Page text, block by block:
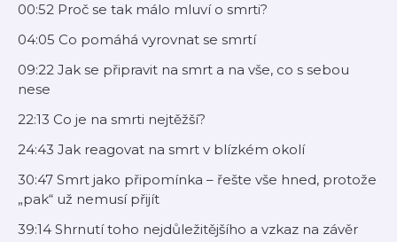
00:52 Proč se tak málo mluví o smrti?
04:05 Co pomáhá vyrovnat se smrtí
09:22 Jak se připravit na smrt a na vše, co s sebou
nese
22:13 Co je na smrti nejtěžší?
24:43 Jak reagovat na smrt v blízkém okolí
30:47 Smrt jako připomínka – řešte vše hned, protože
„pak“ už nemusí přijít
39:14 Shrnutí toho nejdůležitějšího a vzkaz na závěr